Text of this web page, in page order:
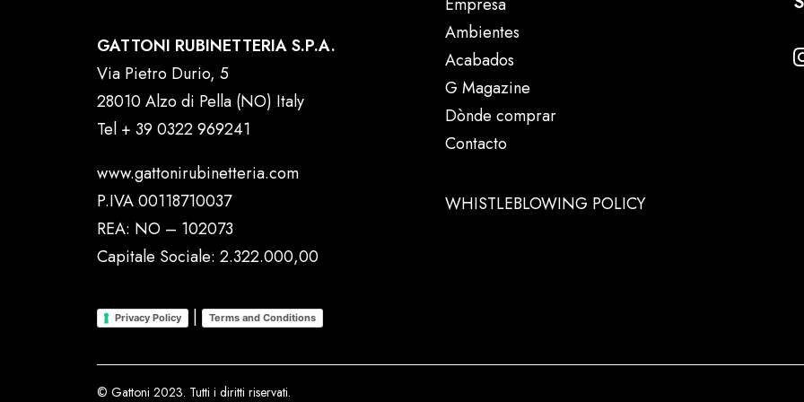
GATTONI RUBINETTERIA S.P.A.
Via Pietro Durio, 5
28010 Alzo di Pella (NO) Italy
Tel + 39 0322 969241
www.gattonirubinetteria.com
P.IVA 00118710037
REA: NO – 102073
Capitale Sociale: 2.322.000,00
Privacy Policy | Terms and Conditions
Ambientes
Acabados
G Magazine
Dònde comprar
Contacto
WHISTLEBLOWING POLICY
© Gattoni 2023. Tutti i diritti riservati.